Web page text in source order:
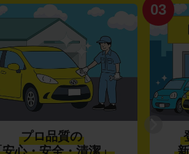
プロ品質の
安心・安全・清潔」
03